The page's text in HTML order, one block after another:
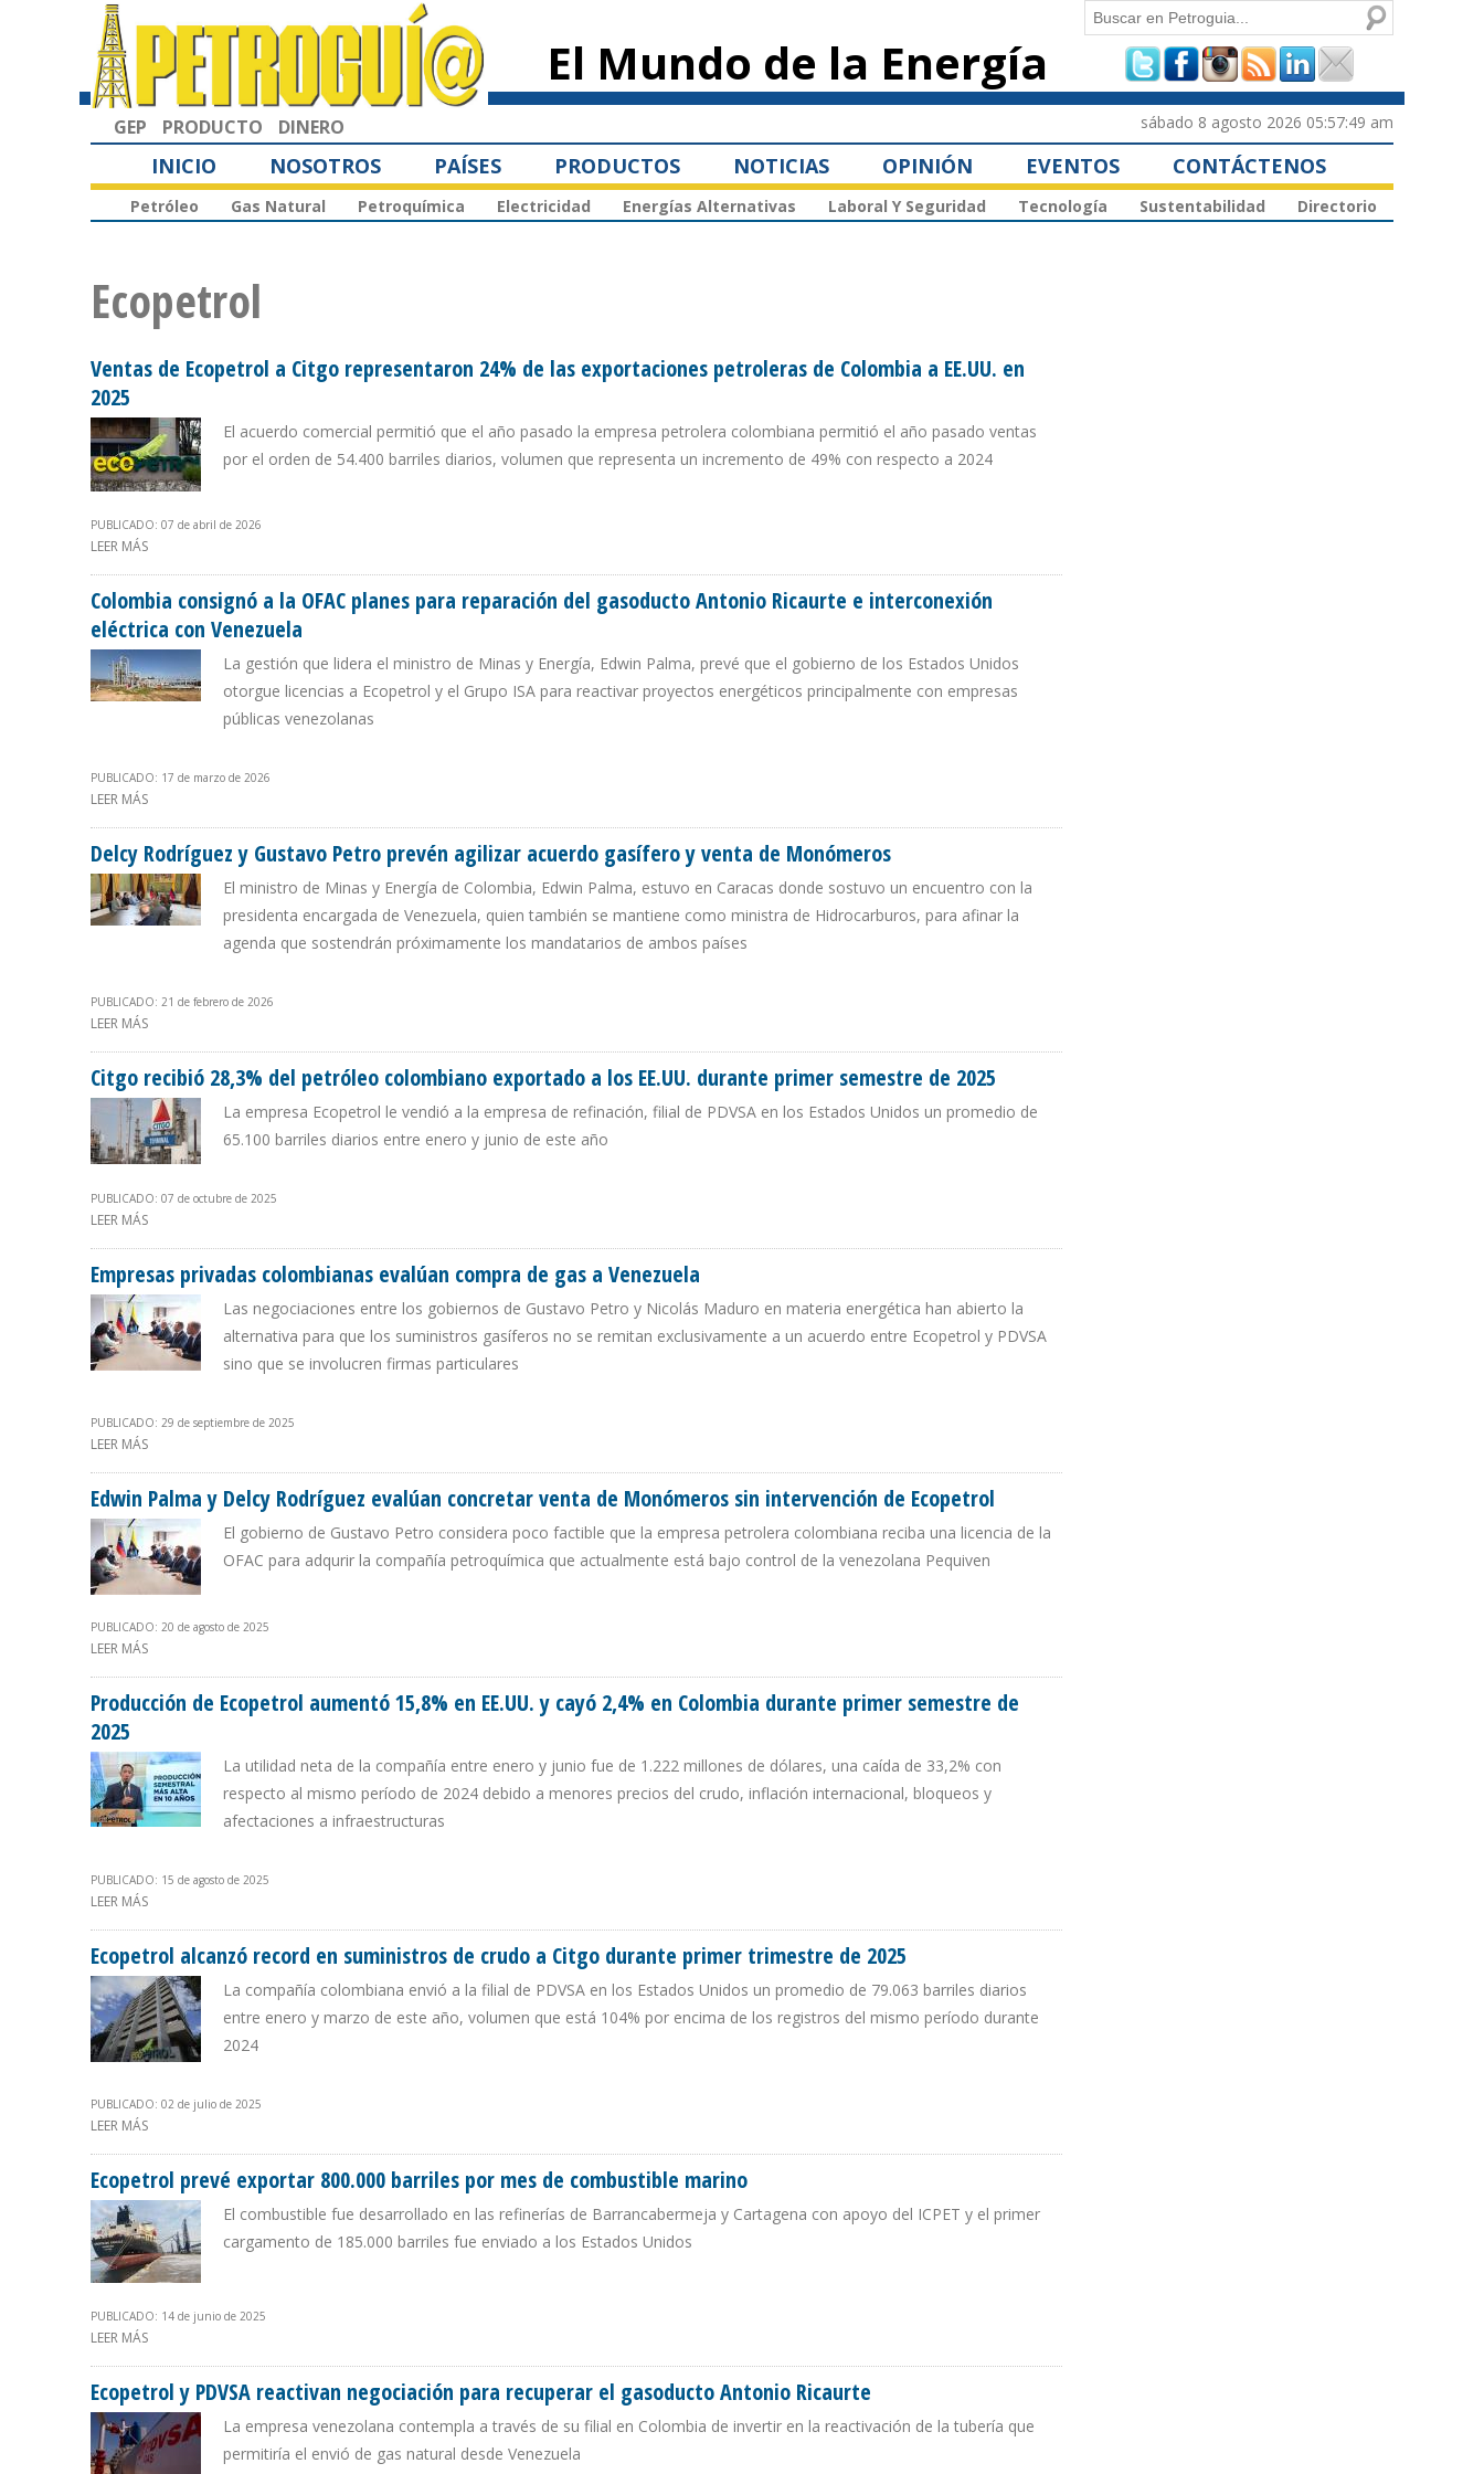
principal
El Mundo de la Energía
Formulario de
búsqueda
Buscar
GEP PRODUCTO DINERO sábado 8 agosto 2026 05:57:49 am
INICIO NOSOTROS PAÍSES PRODUCTOS NOTICIAS OPINIÓN EVENTOS CONTÁCTENOS
Petróleo Gas Natural Petroquímica Electricidad Energías Alternativas Laboral Y Seguridad Tecnología Sustentabilidad Directorio
Ecopetrol
Ventas de Ecopetrol a Citgo representaron 24% de las exportaciones petroleras de Colombia a EE.UU. en
2025
El acuerdo comercial permitió que el año pasado la empresa petrolera colombiana permitió el año pasado ventas
por el orden de 54.400 barriles diarios, volumen que representa un incremento de 49% con respecto a 2024
PUBLICADO: 07 de abril de 2026
LEER MÁS
Colombia consignó a la OFAC planes para reparación del gasoducto Antonio Ricaurte e interconexión
eléctrica con Venezuela
La gestión que lidera el ministro de Minas y Energía, Edwin Palma, prevé que el gobierno de los Estados Unidos
otorgue licencias a Ecopetrol y el Grupo ISA para reactivar proyectos energéticos principalmente con empresas
públicas venezolanas
PUBLICADO: 17 de marzo de 2026
LEER MÁS
Delcy Rodríguez y Gustavo Petro prevén agilizar acuerdo gasífero y venta de Monómeros
El ministro de Minas y Energía de Colombia, Edwin Palma, estuvo en Caracas donde sostuvo un encuentro con la
presidenta encargada de Venezuela, quien también se mantiene como ministra de Hidrocarburos, para afinar la
agenda que sostendrán próximamente los mandatarios de ambos países
PUBLICADO: 21 de febrero de 2026
LEER MÁS
Citgo recibió 28,3% del petróleo colombiano exportado a los EE.UU. durante primer semestre de 2025
La empresa Ecopetrol le vendió a la empresa de refinación, filial de PDVSA en los Estados Unidos un promedio de
65.100 barriles diarios entre enero y junio de este año
PUBLICADO: 07 de octubre de 2025
LEER MÁS
Empresas privadas colombianas evalúan compra de gas a Venezuela
Las negociaciones entre los gobiernos de Gustavo Petro y Nicolás Maduro en materia energética han abierto la
alternativa para que los suministros gasíferos no se remitan exclusivamente a un acuerdo entre Ecopetrol y PDVSA
sino que se involucren firmas particulares
PUBLICADO: 29 de septiembre de 2025
LEER MÁS
Edwin Palma y Delcy Rodríguez evalúan concretar venta de Monómeros sin intervención de Ecopetrol
El gobierno de Gustavo Petro considera poco factible que la empresa petrolera colombiana reciba una licencia de la
OFAC para adqurir la compañía petroquímica que actualmente está bajo control de la venezolana Pequiven
PUBLICADO: 20 de agosto de 2025
LEER MÁS
Producción de Ecopetrol aumentó 15,8% en EE.UU. y cayó 2,4% en Colombia durante primer semestre de
2025
La utilidad neta de la compañía entre enero y junio fue de 1.222 millones de dólares, una caída de 33,2% con
respecto al mismo período de 2024 debido a menores precios del crudo, inflación internacional, bloqueos y
afectaciones a infraestructuras
PUBLICADO: 15 de agosto de 2025
LEER MÁS
Ecopetrol alcanzó record en suministros de crudo a Citgo durante primer trimestre de 2025
La compañía colombiana envió a la filial de PDVSA en los Estados Unidos un promedio de 79.063 barriles diarios
entre enero y marzo de este año, volumen que está 104% por encima de los registros del mismo período durante
2024
PUBLICADO: 02 de julio de 2025
LEER MÁS
Ecopetrol prevé exportar 800.000 barriles por mes de combustible marino
El combustible fue desarrollado en las refinerías de Barrancabermeja y Cartagena con apoyo del ICPET y el primer
cargamento de 185.000 barriles fue enviado a los Estados Unidos
PUBLICADO: 14 de junio de 2025
LEER MÁS
Ecopetrol y PDVSA reactivan negociación para recuperar el gasoducto Antonio Ricaurte
La empresa venezolana contempla a través de su filial en Colombia de invertir en la reactivación de la tubería que
permitiría el envió de gas natural desde Venezuela